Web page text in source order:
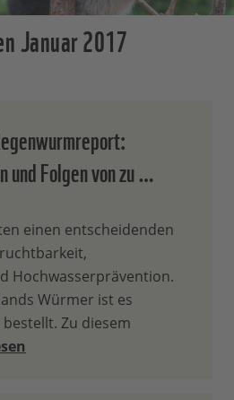
Januar 2017
und Folgen von zu …
einen entscheidenden
Hochwasserprävention.
Würmer ist es
Zu diesem